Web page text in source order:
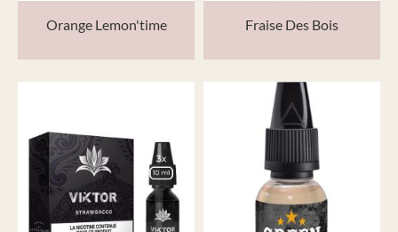
Orange Lemon'time Fraise Des Bois